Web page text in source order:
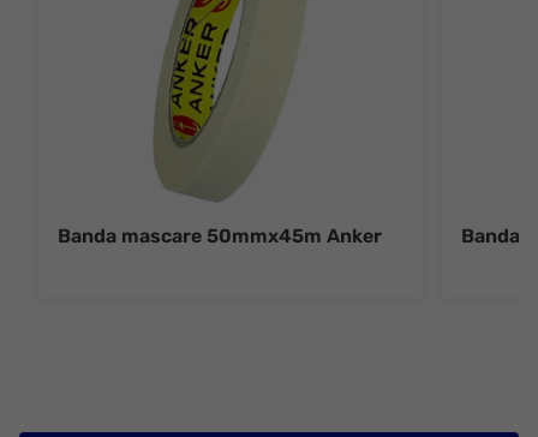
Banda mascare 50mmx45m Anker Banda